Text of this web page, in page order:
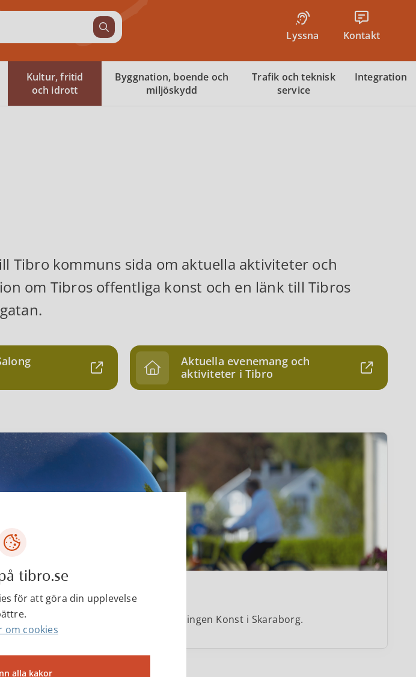
Lyssna Kontakt
Kultur, fritid
och idrott
Byggnation, boende och
miljöskydd
Trafik och teknisk
service
Integration
Tibro kommuns sida om aktuella aktiviteter och
om Tibros offentliga konst och en länk till Tibros
Aktuella evenemang och
aktiviteter i Tibro
alla konstverk i Tibro som ingår i satsningen Konst i Skaraborg.
tibro.se
för att göra din upplevelse
om cookies
alla kakor